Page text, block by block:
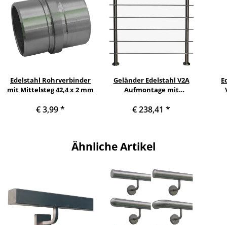
Edelstahl Rohrverbinder
mit Mittelsteg 42,4 x 2 mm
€ 3,99*
Geländer Edelstahl V2A
Aufmontage mit
Querstreben, Variante:
€ 238,41 *
Ähnliche Artikel